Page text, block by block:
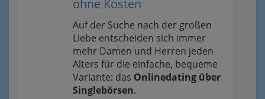
ohne Kosten
Auf der Suche nach der großen
Liebe entscheiden sich immer
mehr Damen und Herren jeden
Alters für die einfache, bequeme
Variante: das Onlinedating über
Singlebörsen.